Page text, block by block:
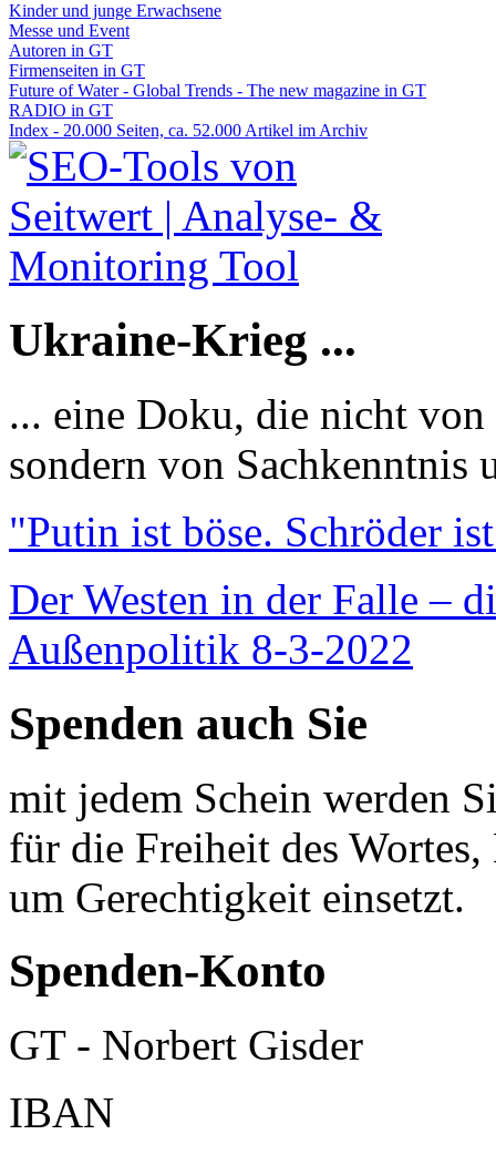
Kinder und junge Erwachsene
Messe und Event
Autoren in GT
Firmenseiten in GT
Future of Water - Global Trends - The new magazine in GT
RADIO in GT
Index - 20.000 Seiten, ca. 52.000 Artikel im Archiv
Ukraine-Krieg ...
... eine Doku, die nicht
sondern von Sachkenntnis
"Putin ist böse. Schröder
Der Westen in der Falle –
Außenpolitik 8-3-2022
Spenden auch Sie
mit jedem Schein werden
für die Freiheit des
um Gerechtigkeit einsetzt.
Spenden-Konto
GT - Norbert Gisder
IBAN